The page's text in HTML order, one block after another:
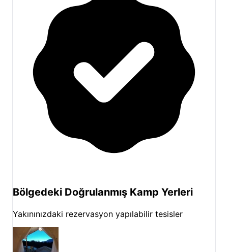
veya sadece sessizliğin tadını çıkarabilirsiniz.
Müzik ve Sohbet:
Ortak alanlarımızda
dinlendirici müzikler eşliğinde diğer
misafirlerle samimi sohbetler edebilir, yeni
arkadaşlıklar kurabilirsiniz.
Çevredeki Keşif Noktaları:
Olimpos Plajı:
Tesisimize yaklaşık 25-30
dakikalık keyifli bir yürüyüşle ulaşabileceğiniz
Olimpos Plajı, Akdeniz'in berrak sularında
yüzmek ve güneşlenmek için idealdir. Bu plaj
aynı zamanda Caretta Caretta
buluştuğu Olimpos Antik Kenti, tesisimize
Likya medeniyetinin izlerini sürebilirsiniz.
Yanartaş (Chimaera):
mitolojik bir öneme sahip olan Yanartaş,
Yakınınızdaki rezervasyon yapılabilir tesisler